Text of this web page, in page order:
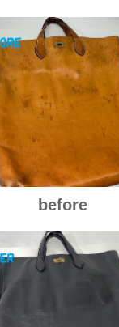
before